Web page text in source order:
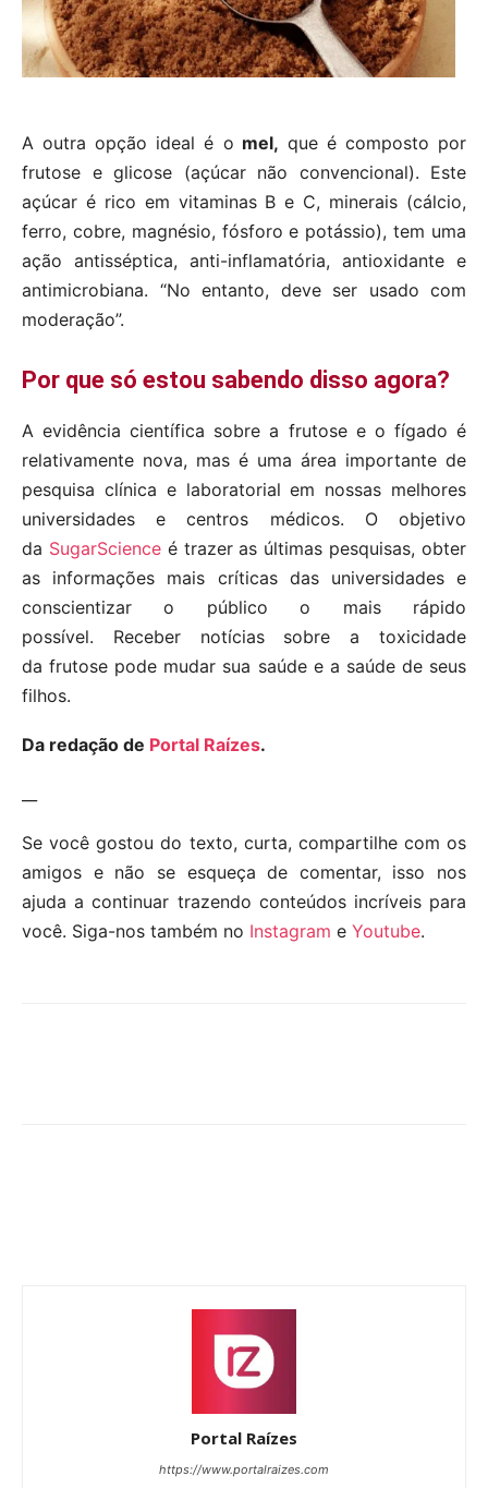
A outra opção ideal é o mel, que é composto por
frutose e glicose (açúcar não convencional). Este
açúcar é rico em vitaminas B e C, minerais (cálcio,
ferro, cobre, magnésio, fósforo e potássio), tem uma
ação antisséptica, anti-inflamatória, antioxidante e
antimicrobiana. “No entanto, deve ser usado com
moderação”.
Por que só estou sabendo disso agora?
A evidência científica sobre a frutose e o fígado é
relativamente nova, mas é uma área importante de
pesquisa clínica e laboratorial em nossas melhores
universidades e centros médicos. O objetivo
da SugarScienceé trazer as últimas pesquisas, obter
as informações mais críticas das universidades e
conscientizar o público o mais rápido
possível.
Receber notícias sobre a toxicidade
da frutose pode mudar sua saúde e a saúde de seus
filhos.
Da redação de Portal Raízes.
Se você gostou do texto, curta, compartilhe com os
amigos e não se esqueça de comentar, isso nos
ajuda a continuar trazendo conteúdos incríveis para
você. Siga-nos também no Instagram e Youtube.
Portal Raízes
https://www.portalraizes.com